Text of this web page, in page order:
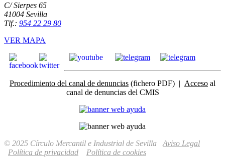
C/ Sierpes 65
41004 Sevilla
Tlf.: 954 22 29 80
VER MAPA
Procedimiento del canal de denuncias (fichero PDF) | Acceso al
canal de denuncias del CMIS
© 2025 Círculo Mercantil e Industrial de Sevilla Aviso Legal
Política de privacidad
Política de cookies